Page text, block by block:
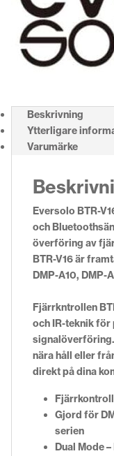
Beskrivning
Ytterligare
Varumärke
Eversolo BTR-
och
överföring av
BTR-V16 är
DMP-A10, DMP-
Fjärrkntrollen
och IR-teknik
signalöverföring.
nära håll eller
direkt på dina
Gjord för
serien
Dual Mode